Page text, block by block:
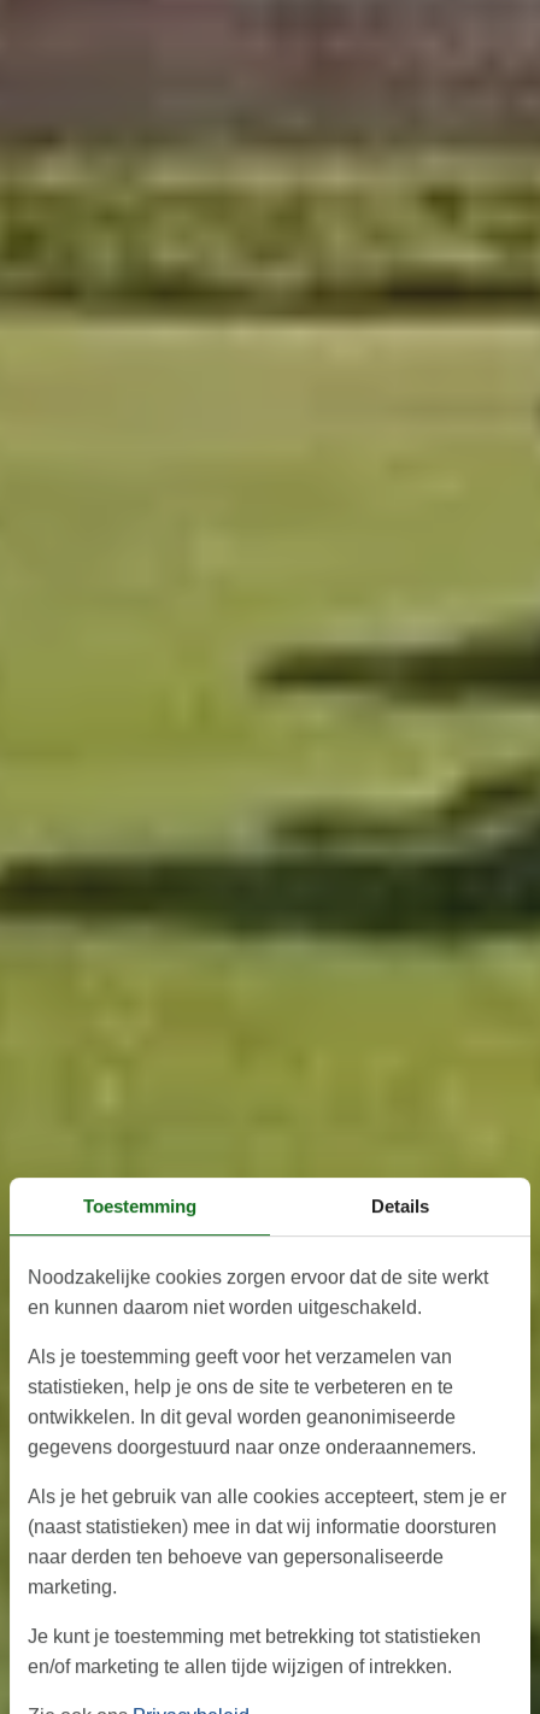
Toestemming Details
Noodzakelijke cookies zorgen ervoor dat de site werkt
en kunnen daarom niet worden uitgeschakeld.
Als je toestemming geeft voor het verzamelen van
statistieken, help je ons de site te verbeteren en te
ontwikkelen. In dit geval worden geanonimiseerde
gegevens doorgestuurd naar onze onderaannemers.
Als je het gebruik van alle cookies accepteert, stem je er
(naast statistieken) mee in dat wij informatie doorsturen
naar derden ten behoeve van gepersonaliseerde
marketing.
Je kunt je toestemming met betrekking tot statistieken
en/of marketing te allen tijde wijzigen of intrekken.